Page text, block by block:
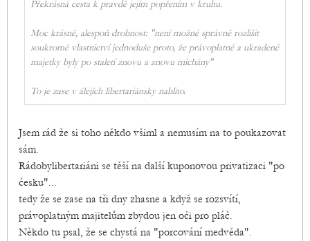
Překrásná cesta k pravdě jejím popřením v kruhu.
Moc krásně, alespoň drobnost: "není možné správně rozlišit
soukromé vlastnictví jednoduše proto, že právoplatné a ukradené
majetky byly po staletí znovu a znovu míchány"
To je zase v álejích libertariánsky nablito.
Jsem rád že si toho někdo všiml a nemusím na to poukazovat
sám.
Rádobylibertariáni se těší na další kuponovou privatizaci "po
česku"...
tedy že se zase na tři dny zhasne a když se rozsvítí,
právoplatným majitelům zbydou jen oči pro pláč.
Někdo tu psal, že se chystá na "porcování medvěda".